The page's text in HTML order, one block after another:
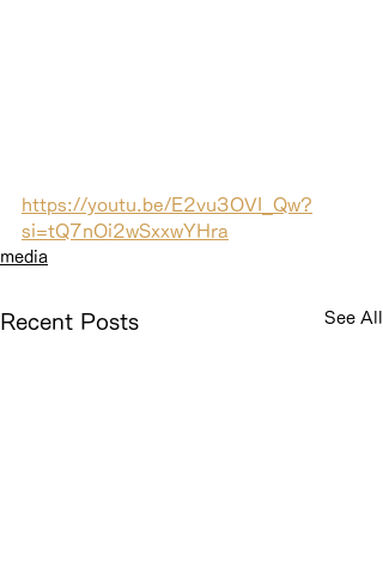
https://youtu.be/E2vu3OVI_Qw?
si=tQ7nOi2wSxxwYHra
media
Recent Posts See All